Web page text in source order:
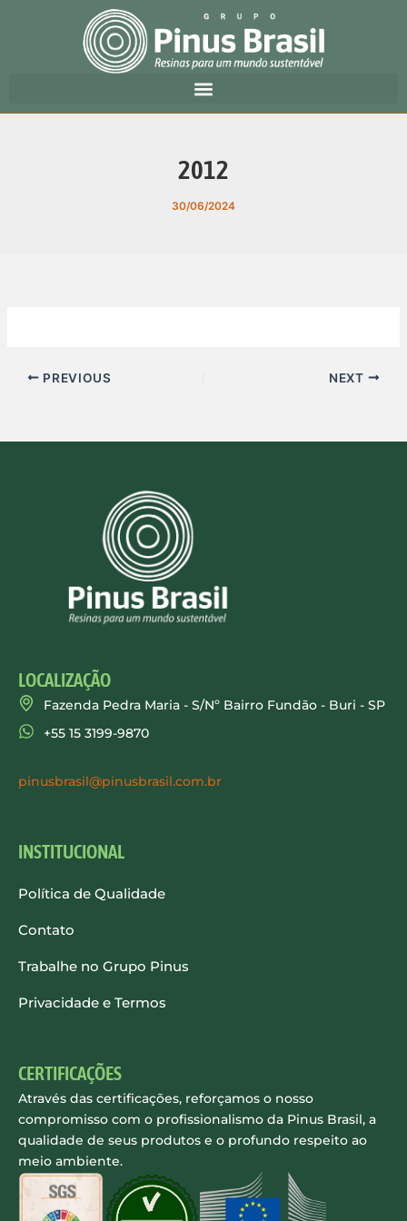
2012
30/06/2024
PREVIOUS NEXT
LOCALIZAÇÃO
Fazenda Pedra Maria - S/Nº Bairro Fundão - Buri - SP
+55 15 3199-9870
pinusbrasil@pinusbrasil.com.br
INSTITUCIONAL
Política de Qualidade
Contato
Trabalhe no Grupo Pinus
Privacidade e Termos
CERTIFICAÇÕES
Através das certificações, reforçamos o nosso
compromisso com o profissionalismo da Pinus Brasil, a
qualidade de seus produtos e o profundo respeito ao
meio ambiente.